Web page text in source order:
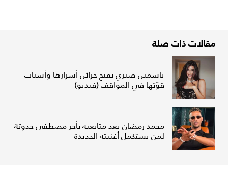
مقالات ذات صلة
ياسمين صبري تفتح خزائن أسرارها وأسباب
قوّتها في المواقف (فيديو)
محمد رمضان يعِد متابعيه بأجر مصطفى حدوتة
لمَن يستكمل أغنيته الجديدة